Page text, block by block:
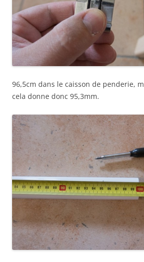
96,5cm dans le caisson de penderie,
cela donne donc 95,3mm.